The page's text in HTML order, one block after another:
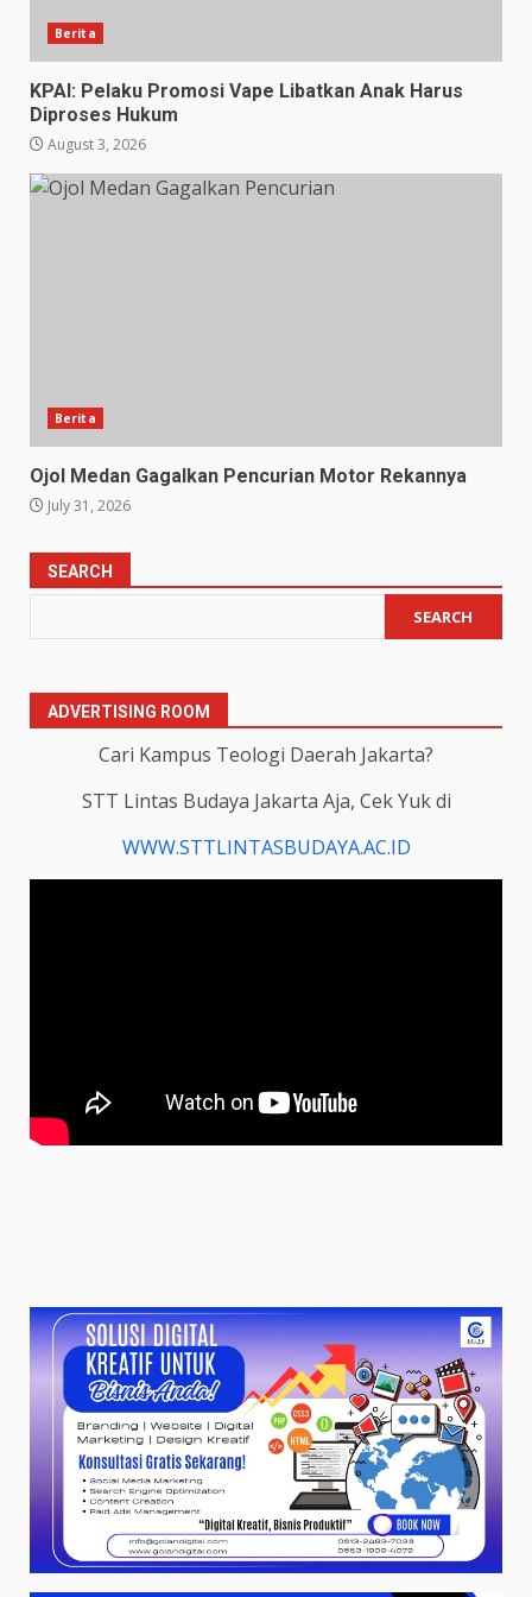
Berita
KPAI: Pelaku Promosi Vape Libatkan Anak Harus
Diproses Hukum
August 3, 2026
Berita
Ojol Medan Gagalkan Pencurian Motor Rekannya
July 31, 2026
SEARCH
SEARCH
ADVERTISING ROOM
Cari Kampus Teologi Daerah Jakarta?
STT Lintas Budaya Jakarta Aja, Cek Yuk di
WWW.STTLINTASBUDAYA.AC.ID